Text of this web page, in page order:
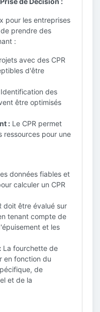
pour les entreprises
prendre des
:
avec des CPR
d'être
Identification des
être optimisés
: Le CPR permet
ressources pour une
données fiables et
calculer un CPR
doit être évalué sur
tenant compte de
et les
La fourchette de
en fonction du
de
et de la